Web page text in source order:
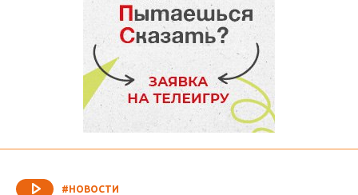
#НОВОСТИ